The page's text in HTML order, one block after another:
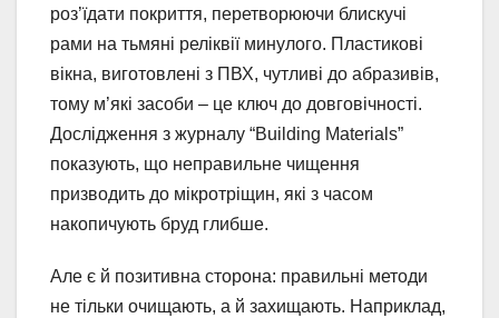
роз’їдати покриття, перетворюючи блискучі
рами на тьмяні реліквії минулого. Пластикові
вікна, виготовлені з ПВХ, чутливі до абразивів,
тому м’які засоби – це ключ до довговічності.
Дослідження з журналу “Building Materials”
показують, що неправильне чищення
призводить до мікротріщин, які з часом
накопичують бруд глибше.
Але є й позитивна сторона: правильні методи
не тільки очищають, а й захищають. Наприклад,